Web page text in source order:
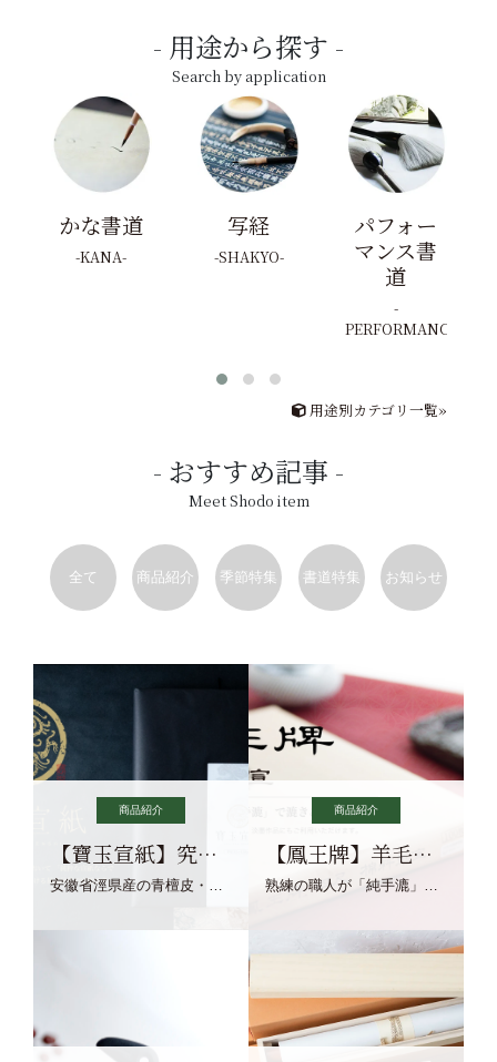
用途から探す
Search by application
かな書道
KANA
写経
SHAKYO
パフォー
マンス書
道
PERFORMANCE
用途別カテゴリ一覧»
おすすめ記事
Meet Shodo item
全て 商品紹介 季節特集 書道特集 お知らせ
商品紹介
【寶玉宣紙】究極の純粋な宣紙を目指す寶玉宣紙
商品紹介
【鳳王牌】羊毛筆×濃墨での揮毫に最適な宣紙系画仙紙